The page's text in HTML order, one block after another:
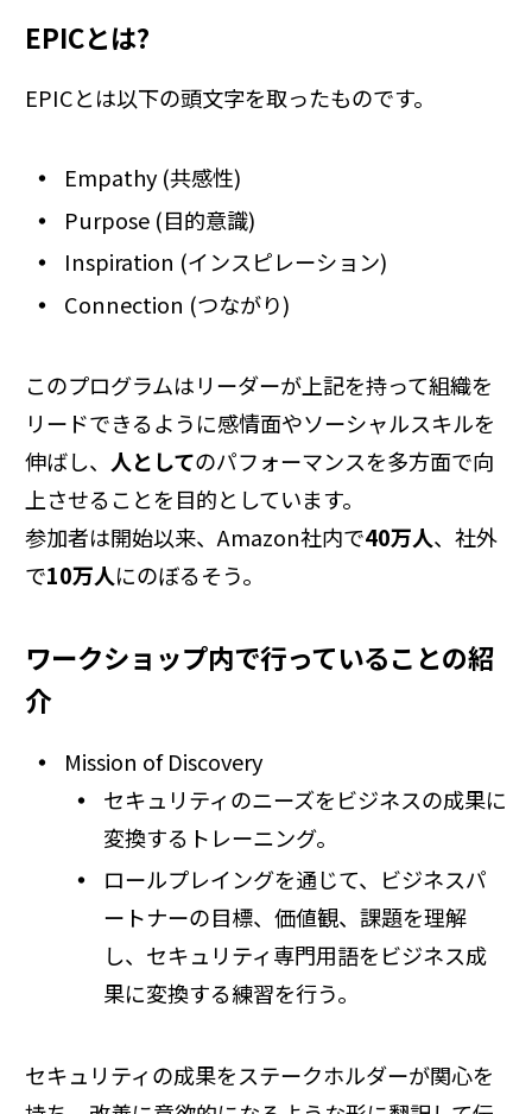
EPICとは?
EPICとは以下の頭文字を取ったものです。
Empathy (共感性)
Purpose (目的意識)
Inspiration (インスピレーション)
Connection (つながり)
このプログラムはリーダーが上記を持って組織を
リードできるように感情面やソーシャルスキルを
伸ばし、 人としてのパフォーマンスを多方面で向
上させることを目的としています。
参加者は開始以来、Amazon社内で40万人、社外
で10万人にのぼるそう。
ワークショップ内で行っていることの紹
介
Mission of Discovery
セキュリティのニーズをビジネスの成果に
変換するトレーニング。
ロールプレイングを通じて、ビジネスパ
ートナーの目標、価値観、課題を理解
し、セキュリティ専門用語をビジネス成
果に変換する練習を行う。
セキュリティの成果をステークホルダーが関心を